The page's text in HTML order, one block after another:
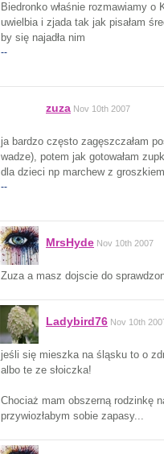
Biedronko właśnie rozmawiamy
uwielbia i zjada tak jak pisałam
by się najadła nim
--
zuza Nov 10th 2007
ja bardzo często zagęszczałam
wadze), potem jak gotowałam
dla dzieci np marchew z
--
MrsHyde Nov 10th 2007
Zuza a masz dojscie do
Ladybird76 Nov 10th
jeśli się mieszka na śląsku to o
albo te ze słoiczka!
Chociaż mam obszerną rodzinkę
przywiozłabym sobie zapasy...